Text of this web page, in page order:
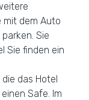
mit dem Auto
Sie
Sie finden ein
das Hotel
Safe. Im